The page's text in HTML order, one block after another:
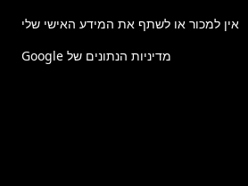
אין למכור או לשתף את המידע האישי שלי
מדיניות הנתונים של Google